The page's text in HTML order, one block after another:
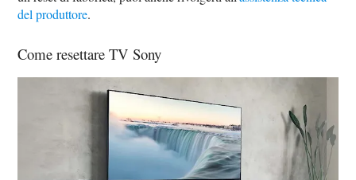
del produttore.
Come resettare TV Sony